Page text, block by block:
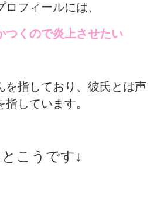
フィールには、
つくので炎上させたい
を指しており、彼氏とは声
しています。
こうです↓